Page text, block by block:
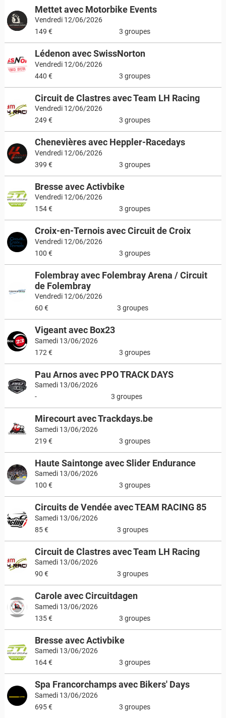
Mettet avec Motorbike Events
Vendredi 12/06/2026
149 €
3 groupes
Lédenon avec SwissNorton
Vendredi 12/06/2026
440 €
3 groupes
Circuit de Clastres avec Team LH Racing
Vendredi 12/06/2026
249 €
3 groupes
Chenevières avec Heppler-Racedays
Vendredi 12/06/2026
399 €
3 groupes
Bresse avec Activbike
Vendredi 12/06/2026
154 €
3 groupes
Croix-en-Ternois avec Circuit de Croix
Vendredi 12/06/2026
100 €
3 groupes
Folembray avec Folembray Arena / Circuit
de Folembray
Vendredi 12/06/2026
60 €
3 groupes
Vigeant avec Box23
Samedi 13/06/2026
172 €
3 groupes
Pau Arnos avec PPO TRACK DAYS
Samedi 13/06/2026
-
3 groupes
Mirecourt avec Trackdays.be
Samedi 13/06/2026
219 €
3 groupes
Haute Saintonge avec Slider Endurance
Samedi 13/06/2026
100 €
3 groupes
Circuits de Vendée avec TEAM RACING 85
Samedi 13/06/2026
85 €
3 groupes
Circuit de Clastres avec Team LH Racing
Samedi 13/06/2026
90 €
3 groupes
Carole avec Circuitdagen
Samedi 13/06/2026
135 €
3 groupes
Bresse avec Activbike
Samedi 13/06/2026
164 €
3 groupes
Spa Francorchamps avec Bikers' Days
Samedi 13/06/2026
695 €
3 groupes